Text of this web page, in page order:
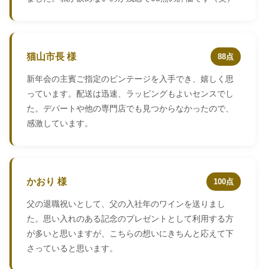
猫山市長 様 88点
新年会の主賓ご指定のビンテージを入手でき、嬉しく思
っています。配送は迅速、ラッピングもよいセンスでし
た。デパートや他の専門店でも見つからなかったので、
感激しています。
かおり 様 100点
父の退職祝いとして、父の入社年のワインを送りまし
た。思い入れのある記念のプレゼントとして利用する方
が多いと思いますが、こちらの想いにきちんと応えて下
さっていると思います。